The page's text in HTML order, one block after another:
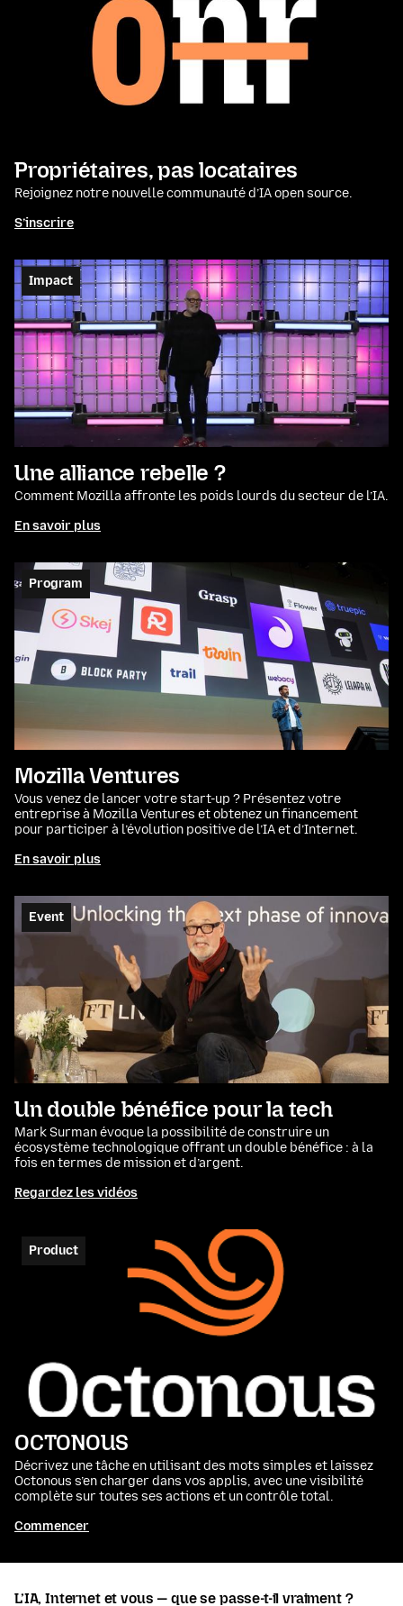
Propriétaires, pas locataires
Rejoignez notre nouvelle communauté d’IA open source.
S’inscrire
Une alliance rebelle ?
Impact
Comment Mozilla affronte les poids lourds du secteur de l’IA.
En savoir plus
Mozilla Ventures
Program
Vous venez de lancer votre start-up ? Présentez votre
entreprise à Mozilla Ventures et obtenez un financement
pour participer à l’évolution positive de l’IA et d’Internet.
En savoir plus
Un double bénéfice pour la tech
Event
Mark Surman évoque la possibilité de construire un
écosystème technologique offrant un double bénéfice : à la
fois en termes de mission et d’argent.
Regardez les vidéos
OCTONOUS
Product
Décrivez une tâche en utilisant des mots simples et laissez
Octonous s’en charger dans vos applis, avec une visibilité
complète sur toutes ses actions et un contrôle total.
Commencer
L’IA, Internet et vous — que se passe-t-il vraiment ?